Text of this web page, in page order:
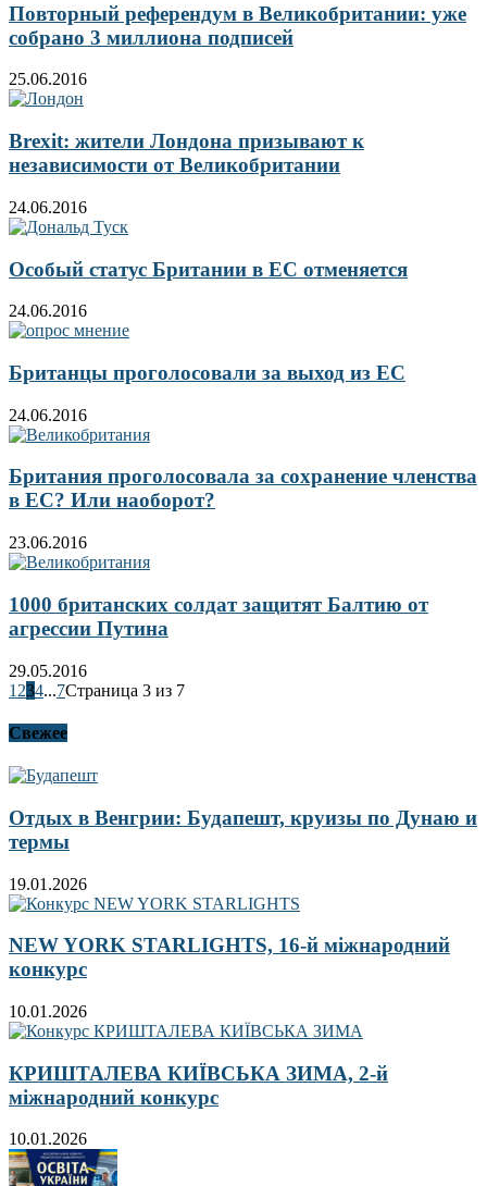
Повторный референдум в Великобритании: уже
собрано 3 миллиона подписей
25.06.2016
Brexit: жители Лондона призывают к
независимости от Великобритании
24.06.2016
Особый статус Британии в ЕС отменяется
24.06.2016
Британцы проголосовали за выход из ЕС
24.06.2016
Британия проголосовала за сохранение членства
в ЕС? Или наоборот?
23.06.2016
1000 британских солдат защитят Балтию от
агрессии Путина
29.05.2016
1 234...7Страница 3 из 7
Свежее
Отдых в Венгрии: Будапешт, круизы по Дунаю и
термы
19.01.2026
NEW YORK STARLIGHTS, 16-й міжнародний
конкурс
10.01.2026
КРИШТАЛЕВА КИЇВСЬКА ЗИМА, 2-й
міжнародний конкурс
10.01.2026